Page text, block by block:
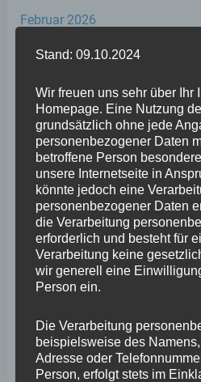
Februar 2026
Januar 2026
November 2025
Oktober 2025
September 2025
August 2025
Juli 2025
Juni 2025
Mai 2025
März 2025
Februar 2025
Stand: 09.10.2024
Wir freuen uns sehr über Ihr
Homepage. Eine Nutzung
grundsätzlich ohne jede
personenbezogener Daten
betroffene Person
unsere Internetseite in
könnte jedoch eine
personenbezogener Daten
die Verarbeitung
erforderlich und besteht für
Verarbeitung keine
wir generell eine
Person ein.
Die Verarbeitung
beispielsweise des
Adresse oder
Person, erfolgt stets im